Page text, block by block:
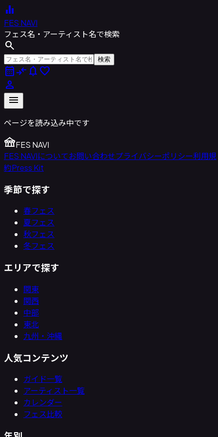
equalizer
FES NAVI
フェス名・アーティスト名で検索
search
検索
calendar_monthcompare_arrows notifications favorite
person
menu
ページを読み込み中です
festivalFES NAVI
FES NAVIについてお問い合わせプライバシーポリシー利用規
約Press Kit
季節で探す
春フェス
夏フェス
秋フェス
冬フェス
エリアで探す
関東
関西
中部
東北
九州・沖縄
人気コンテンツ
ガイド一覧
アーティスト一覧
カレンダー
フェス比較